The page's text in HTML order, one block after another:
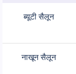
ब्यूटी सैलून
नाखून सैलून